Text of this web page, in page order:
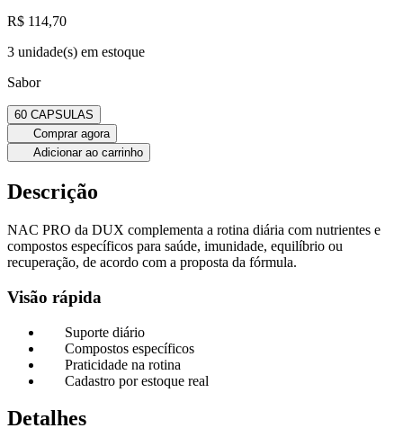
R$ 114,70
3 unidade(s) em estoque
Sabor
60 CAPSULAS
Comprar agora
Adicionar ao carrinho
Descrição
NAC PRO da DUX complementa a rotina diária com nutrientes e
compostos específicos para saúde, imunidade, equilíbrio ou
recuperação, de acordo com a proposta da fórmula.
Visão rápida
Suporte diário
Compostos específicos
Praticidade na rotina
Cadastro por estoque real
Detalhes